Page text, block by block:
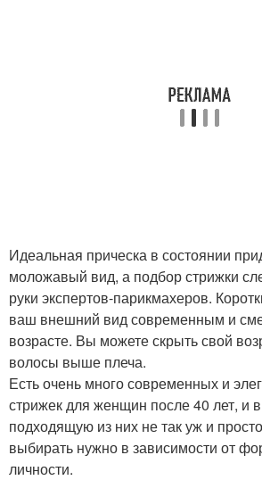
Идеальная прическа в состоянии
моложавый вид, а подбор стрижки
руки экспертов-парикмахеров.
ваш внешний вид современным и
возрасте. Вы можете скрыть свой
волосы выше плеча.
Есть очень много современных и
стрижек для женщин после 40 лет, и
подходящую из них не так уж и
выбирать нужно в зависимости от
личности.